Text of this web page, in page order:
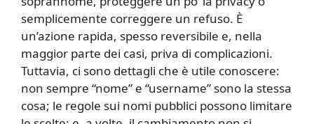
semplicemente correggere un refuso. È
un’azione rapida, spesso reversibile e, nella
maggior parte dei casi, priva di complicazioni.
Tuttavia, ci sono dettagli che è utile conoscere:
non sempre “nome” e “username” sono la stessa
cosa; le regole sui nomi pubblici possono limitare